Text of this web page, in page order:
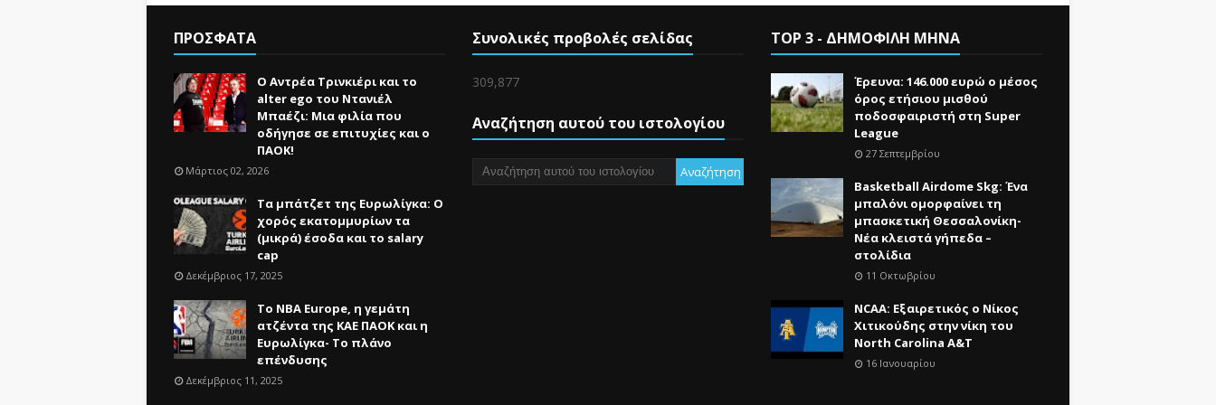
ΠΡΟΣΦΑΤΑ
Ο Αντρέα Τρινκιέρι και το
alter ego του Ντανιέλ
Μπαέζι: Μια φιλία που
οδήγησε σε επιτυχίες και ο
ΠΑΟΚ!
Μάρτιος 02, 2026
Τα μπάτζετ της Ευρωλίγκα: Ο
χορός εκατομμυρίων τα
(μικρά) έσοδα και το salary
cap
Δεκέμβριος 17, 2025
Το NBA Europe, η γεμάτη
ατζέντα της ΚΑΕ ΠΑΟΚ και η
Ευρωλίγκα- Το πλάνο
επένδυσης
Δεκέμβριος 11, 2025
Συνολικές προβολές σελίδας
309,877
Αναζήτηση αυτού του ιστολογίου
TOP 3 - ΔΗΜΟΦΙΛΗ ΜΗΝΑ
Έρευνα: 146.000 ευρώ ο μέσος
όρος ετήσιου μισθού
ποδοσφαιριστή στη Super
League
27 Σεπτεμβρίου
Basketball Airdome Skg: Ένα
μπαλόνι ομορφαίνει τη
μπασκετική Θεσσαλονίκη-
Νέα κλειστά γήπεδα –
στολίδια
11 Οκτωβρίου
NCAA: Εξαιρετικός ο Νίκος
Χιτικούδης στην νίκη του
North Carolina A&Τ
16 Ιανουαρίου